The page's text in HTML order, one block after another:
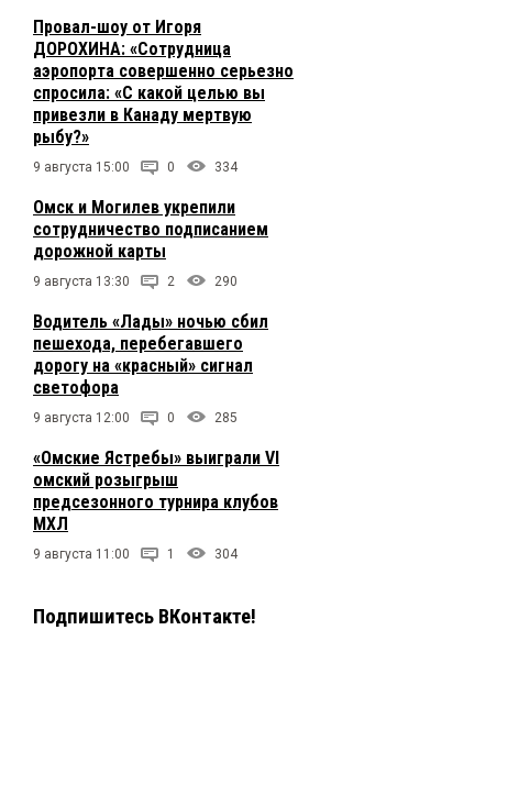
Провал-шоу от Игоря
ДОРОХИНА: «Сотрудница
аэропорта совершенно серьезно
спросила: «С какой целью вы
привезли в Канаду мертвую
рыбу?»
9 августа 15:00 0 334
Омск и Могилев укрепили
сотрудничество подписанием
дорожной карты
9 августа 13:30 2 290
Водитель «Лады» ночью сбил
пешехода, перебегавшего
дорогу на «красный» сигнал
светофора
9 августа 12:00 0 285
«Омские Ястребы» выиграли VI
омский розыгрыш
предсезонного турнира клубов
МХЛ
9 августа 11:00 1 304
Подпишитесь ВКонтакте!